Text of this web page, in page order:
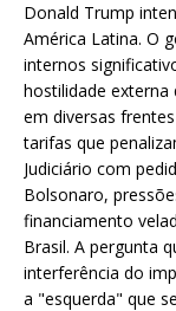
Donald Trump
América Latina. O
internos
hostilidade externa
em diversas
tarifas que
Judiciário com
Bolsonaro,
financiamento
Brasil. A pergunta
interferência do
a "esquerda" que